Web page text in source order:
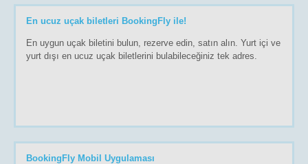
En ucuz uçak biletleri BookingFly ile!
En uygun uçak biletini bulun, rezerve edin, satın alın. Yurt içi ve
yurt dışı en ucuz uçak biletlerini bulabileceğiniz tek adres.
BookingFly Mobil Uygulaması